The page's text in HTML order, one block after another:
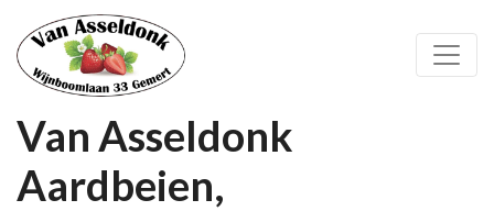
Van Asseldonk
Aardbeien,